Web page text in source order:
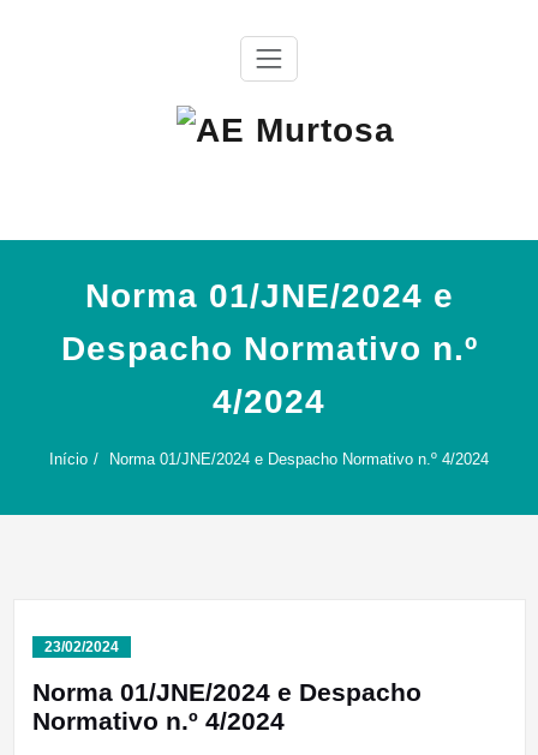
Norma 01/JNE/2024 e
Despacho Normativo n.º
4/2024
Início Norma 01/JNE/2024 e Despacho Normativo n.º 4/2024
23/02/2024
Norma 01/JNE/2024 e Despacho
Normativo n.º 4/2024